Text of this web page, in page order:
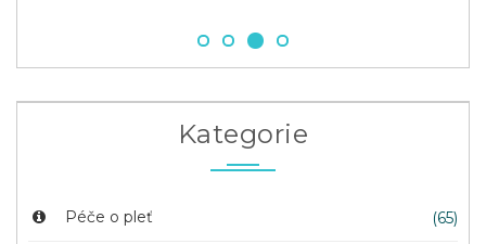
Kategorie
Péče o pleť (65)